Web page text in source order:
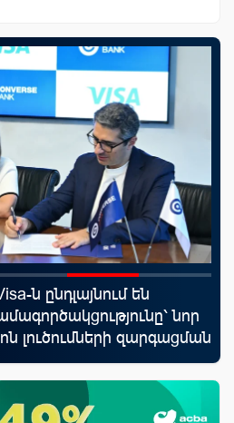
ն ընդլայնում են
նոր
լուծումների զարգացման